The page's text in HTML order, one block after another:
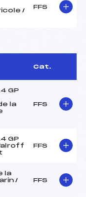
/
FFS
Cat.
GP
la
FFS
GP
FFS
la
/
FFS